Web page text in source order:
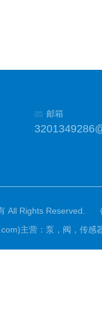
邮箱
All Rights Reserved.
主营：泵，阀，传